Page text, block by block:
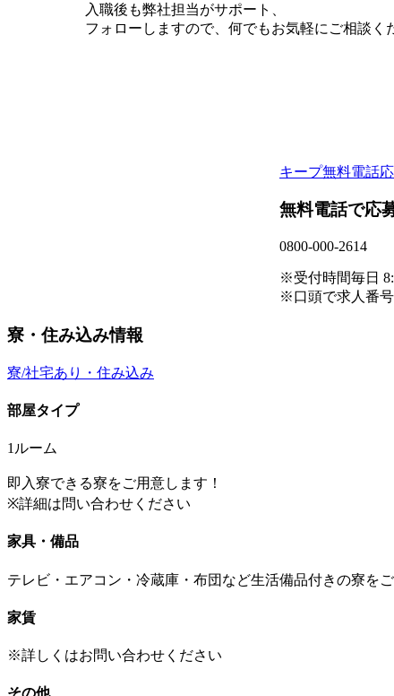
入職後も弊社担当がサポート、
フォローしますので、何でもお気軽にご相談く
キープ無料電話
無料電話で応
0800-000-2614
※受付時間毎日
※口頭で求人番号
寮・住み込み情報
寮/社宅あり・住み込み
部屋タイプ
1ルーム
即入寮できる寮をご用意します！
※詳細は問い合わせください
家具・備品
テレビ・エアコン・冷蔵庫・布団など生活備品付きの寮をご
家賃
※詳しくはお問い合わせください